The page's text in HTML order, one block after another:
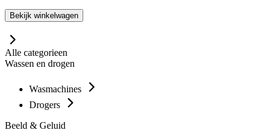
Bekijk winkelwagen
Alle categorieen
Wassen en drogen
Wasmachines
Drogers
Beeld & Geluid